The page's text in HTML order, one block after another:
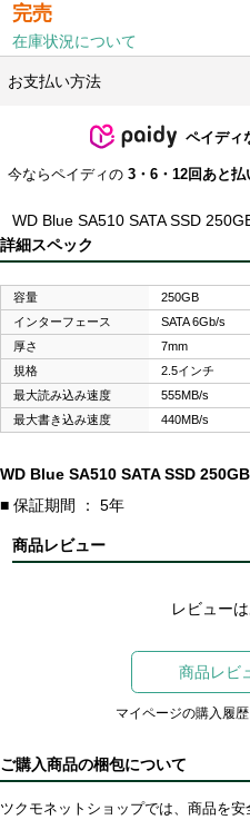
完売
在庫状況について
お支払い方法
ペイディ
今ならペイディの 3・6・12回あと払
WD Blue SA510 SATA SSD
詳細スペック
容量
250GB
インターフェース
SATA 6Gb/s
厚さ
7mm
規格
2.5インチ
最大読み込み速度
555MB/s
最大書き込み速度
440MB/s
WD Blue SA510 SATA SSD
■ 保証期間 ： 5年
商品レビュー
レビュー
商品レビ
マイページの購入履
ご購入商品の梱包について
ツクモネットショップでは、商品を